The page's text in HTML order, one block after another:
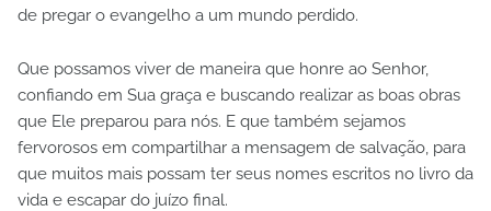
de pregar o evangelho a um mundo perdido.
Que possamos viver de maneira que honre ao Senhor,
confiando em Sua graça e buscando realizar as boas obras
que Ele preparou para nós. E que também sejamos
fervorosos em compartilhar a mensagem de salvação, para
que muitos mais possam ter seus nomes escritos no livro da
vida e escapar do juízo final.